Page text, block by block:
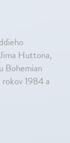
Huttona,
Bohemian
rokov 1984 a